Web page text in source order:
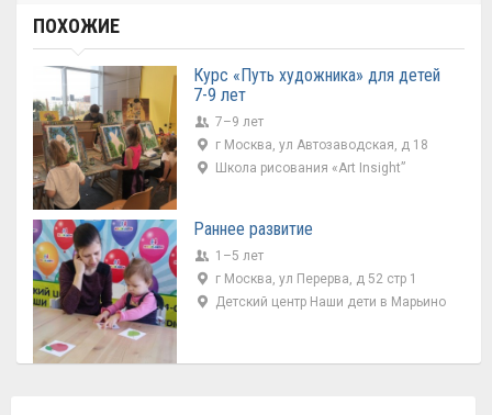
ПОХОЖИЕ
Курс «Путь художника» для детей
7-9 лет
7–9 лет
г Москва, ул Автозаводская, д 18
Школа рисования «Art Insight”
Раннее развитие
1–5 лет
г Москва, ул Перерва, д 52 стр 1
Детский центр Наши дети в Марьино